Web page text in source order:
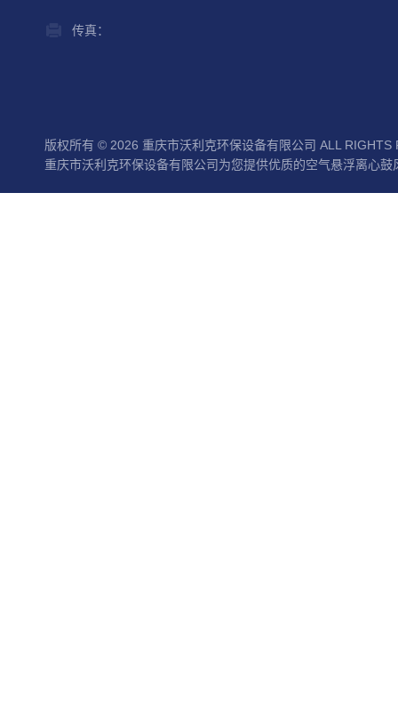
传真：
版权所有 © 2026 重庆市沃利克环保设备有限公司 ALL RIGHTS
重庆市沃利克环保设备有限公司为您提供优质的空气悬浮离心